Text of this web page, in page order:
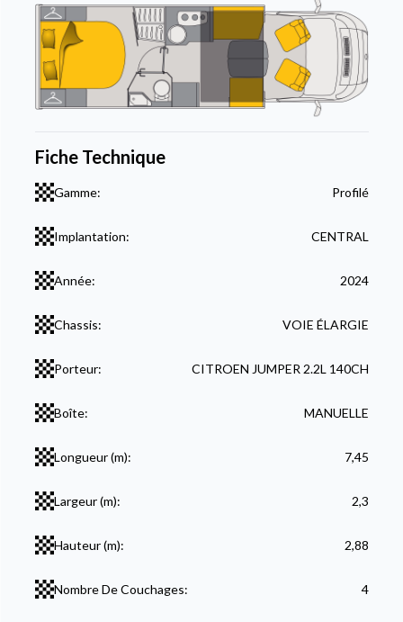
Fiche Technique
Gamme: Profilé
Implantation: CENTRAL
Année: 2024
Chassis: VOIE ÉLARGIE
Porteur: CITROEN JUMPER 2.2L 140CH
Boîte: MANUELLE
Longueur (m): 7,45
Largeur (m): 2,3
Hauteur (m): 2,88
Nombre De Couchages: 4